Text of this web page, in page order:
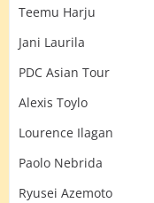
Teemu Harju
Jani Laurila
PDC Asian Tour
Alexis Toylo
Lourence Ilagan
Paolo Nebrida
Ryusei Azemoto